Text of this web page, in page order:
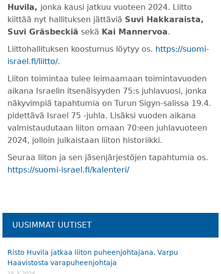
Huvila, jonka kausi jatkuu vuoteen 2024. Liitto
kiittää nyt hallituksen jättäviä Suvi Hakkaraista,
Suvi Gräsbeckiä sekä Kai Mannervoa.
Liittohallituksen koostumus löytyy os. https://suomi-
israel.fi/liitto/.
Liiton toimintaa tulee leimaamaan toimintavuoden
aikana Israelin itsenäisyyden 75:s juhlavuosi, jonka
näkyvimpiä tapahtumia on Turun Sigyn-salissa 19.4.
pidettävä Israel 75 -juhla. Lisäksi vuoden aikana
valmistaudutaan liiton omaan 70:een juhlavuoteen
2024, jolloin julkaistaan liiton historiikki.
Seuraa liiton ja sen jäsenjärjestöjen tapahtumia os.
https://suomi-israel.fi/kalenteri/
UUSIMMAT UUTISET
Risto Huvila jatkaa liiton puheenjohtajana, Varpu
Haavistosta varapuheenjohtaja